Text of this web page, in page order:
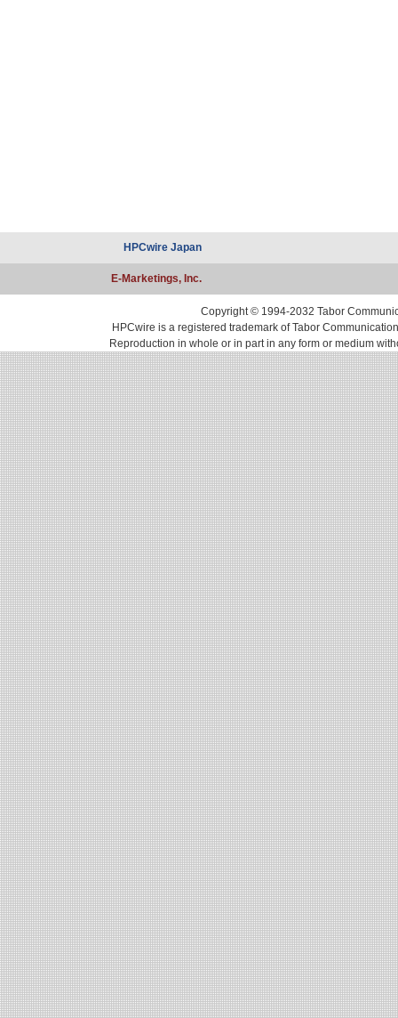
HPCwire Japan
E-Marketings, Inc.
Copyright © 1994-2032 Tabor
HPCwire is a registered trademark of Tabor
Reproduction in whole or in part in any form or medium